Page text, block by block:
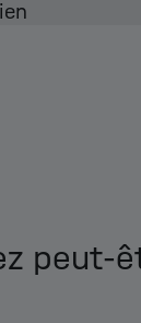
peut-